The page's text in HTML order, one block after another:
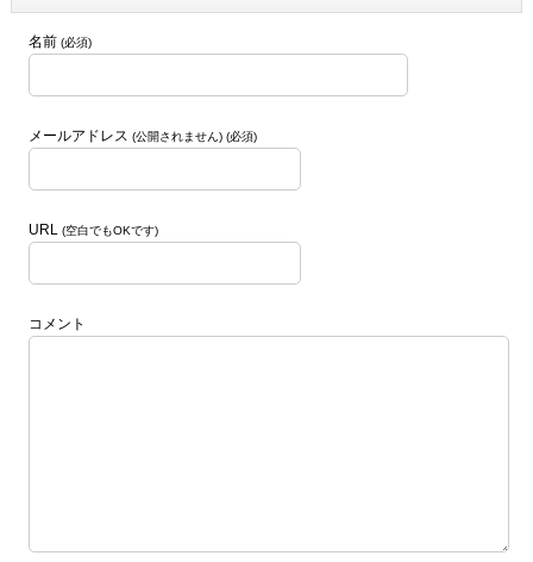
名前 (必須)
メールアドレス (公開されません) (必須)
URL (空白でもOKです)
コメント